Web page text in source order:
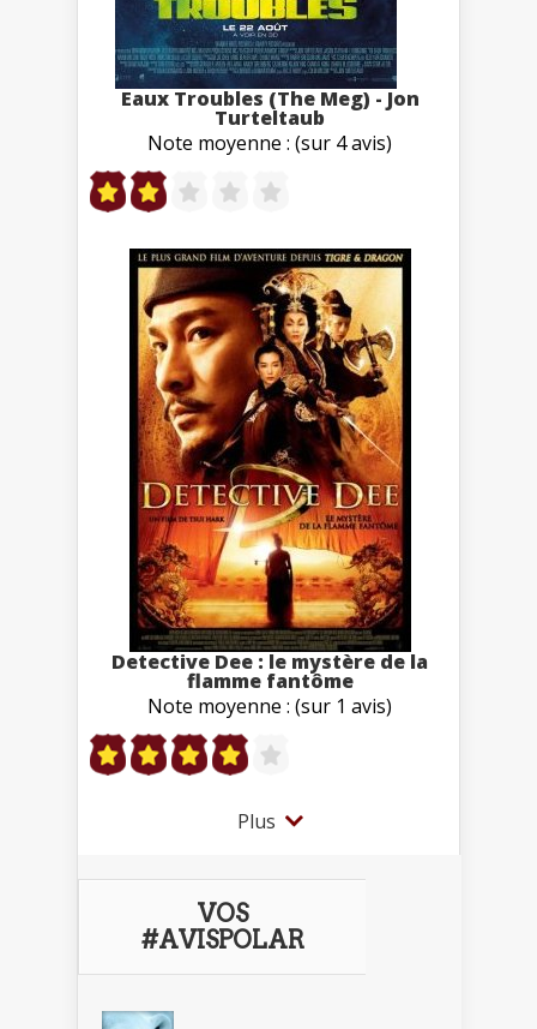
Eaux Troubles (The Meg) - Jon
Turteltaub
Note moyenne : (sur 4 avis)
Detective Dee : le mystère de la
flamme fantôme
Note moyenne : (sur 1 avis)
Plus
VOS
#AVISPOLAR